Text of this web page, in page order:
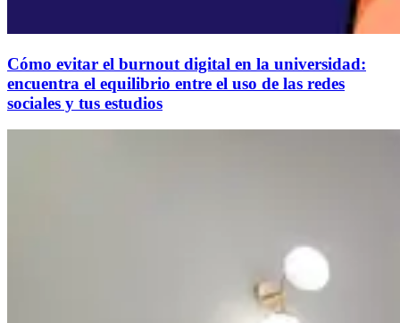
Cómo evitar el burnout digital en la universidad:
encuentra el equilibrio entre el uso de las redes
sociales y tus estudios